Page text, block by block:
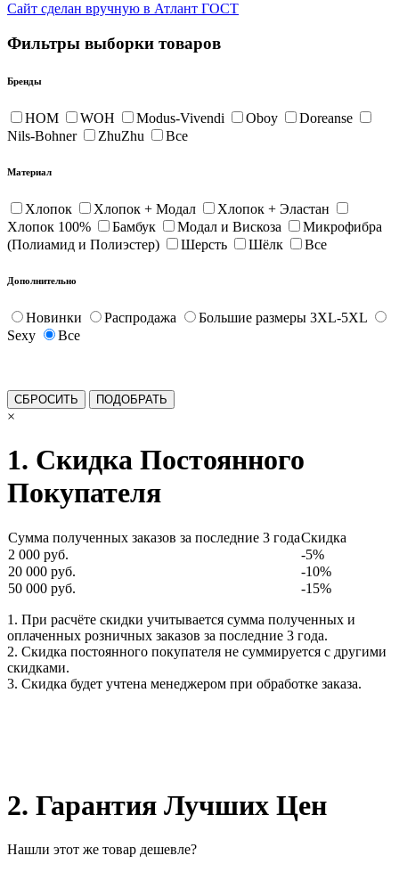
Сайт сделан вручную в Атлант ГОСТ
Фильтры выборки товаров
Бренды
HOM WOH Modus-Vivendi Oboy
Doreanse
Nils-Bohner
ZhuZhu Все
Материал
Хлопок Хлопок + Модал
Хлопок + Эластан
Хлопок 100%
Бамбук Модал и Вискоза
Микрофибра
(Полиамид и Полиэстер)
Шерсть Шёлк Все
Дополнительно
Новинки Распродажа
Большие размеры 3XL-5XL
Sexy
Все
×
1. Скидка Постоянного
Покупателя
Сумма полученных заказов за последние 3 годаСкидка
2 000 руб.
-5%
20 000 руб.
-10%
50 000 руб.
-15%
1. При расчёте скидки учитывается сумма полученных и
оплаченных розничных заказов за последние 3 года.
2. Скидка постоянного покупателя не суммируется с другими
скидками.
3. Скидка будет учтена менеджером при обработке заказа.
2. Гарантия Лучших Цен
Нашли этот же товар дешевле?